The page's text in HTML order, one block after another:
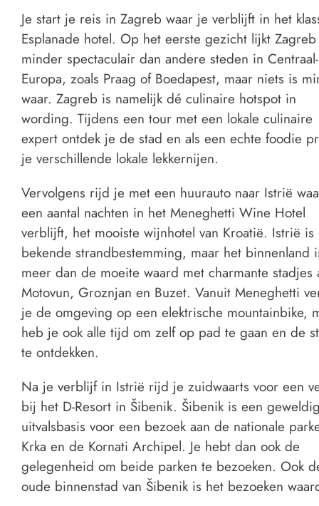
Je start je reis in Zagreb waar je verblijft in het
Esplanade hotel. Op het eerste gezicht lijkt Zagreb
minder spectaculair dan andere steden in Centraal-
Europa, zoals Praag of Boedapest, maar niets is
waar. Zagreb is namelijk dé culinaire hotspot in
wording. Tijdens een tour met een lokale culinaire
expert ontdek je de stad en als een echte foodie
je verschillende lokale lekkernijen.
Vervolgens rijd je met een huurauto naar Istrië
een aantal nachten in het Meneghetti Wine Hotel
verblijft, het mooiste wijnhotel van Kroatië. Istrië is
bekende strandbestemming, maar het binnenland
meer dan de moeite waard met charmante stadjes
Motovun, Groznjan en Buzet. Vanuit Meneghetti
je de omgeving op een elektrische mountainbike,
heb je ook alle tijd om zelf op pad te gaan en de
te ontdekken.
Na je verblijf in Istrië rijd je zuidwaarts voor een
bij het D-Resort in Šibenik. Šibenik is een
uitvalsbasis voor een bezoek aan de nationale
Krka en de Kornati Archipel. Je hebt dan ook de
gelegenheid om beide parken te bezoeken. Ook
oude binnenstad van Šibenik is het bezoeken